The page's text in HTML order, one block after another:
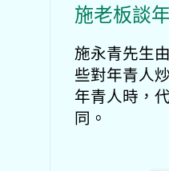
施老板談
施永青先生
些對年青人
年青人時，
同。